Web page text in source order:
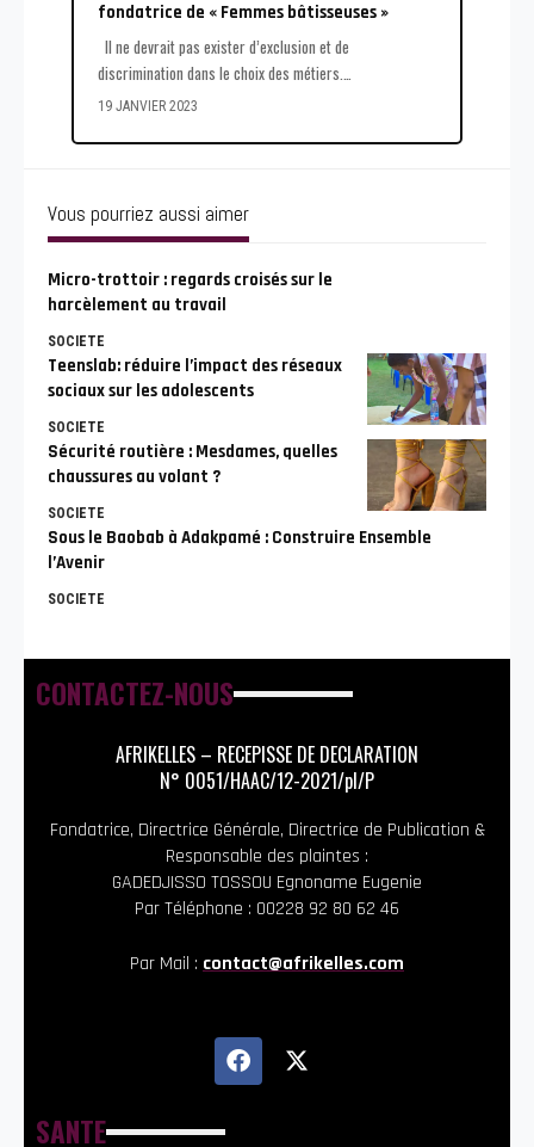
fondatrice de « Femmes bâtisseuses »
Il ne devrait pas exister d’exclusion et de
discrimination dans le choix des métiers.…
19 JANVIER 2023
Vous pourriez aussi aimer
Micro-trottoir : regards croisés sur le
harcèlement au travail
SOCIETE
Teenslab: réduire l’impact des réseaux
sociaux sur les adolescents
SOCIETE
Sécurité routière : Mesdames, quelles
chaussures au volant ?
SOCIETE
Sous le Baobab à Adakpamé : Construire Ensemble
l’Avenir
SOCIETE
CONTACTEZ-NOUS
AFRIKELLES – RECEPISSE DE DECLARATION
N° 0051/HAAC/12-2021/pl/P
Fondatrice, Directrice Générale, Directrice de Publication &
Responsable des plaintes :
GADEDJISSO TOSSOU Egnoname Eugenie
Par Téléphone : 00228 92 80 62 46
Par Mail : contact@afrikelles.com
SANTE